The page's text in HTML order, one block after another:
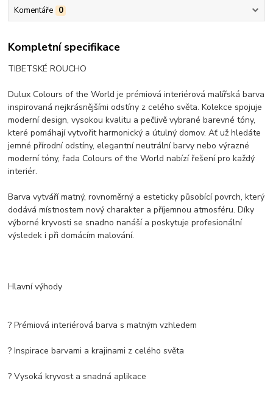
Komentáře 0
Kompletní specifikace
TIBETSKÉ ROUCHO
Dulux Colours of the World je prémiová interiérová malířská barva
inspirovaná nejkrásnějšími odstíny z celého světa. Kolekce spojuje
moderní design, vysokou kvalitu a pečlivě vybrané barevné tóny,
které pomáhají vytvořit harmonický a útulný domov. Ať už hledáte
jemné přírodní odstíny, elegantní neutrální barvy nebo výrazné
moderní tóny, řada Colours of the World nabízí řešení pro každý
interiér.
Barva vytváří matný, rovnoměrný a esteticky působící povrch, který
dodává místnostem nový charakter a příjemnou atmosféru. Díky
výborné kryvosti se snadno nanáší a poskytuje profesionální
výsledek i při domácím malování.
Hlavní výhody
? Prémiová interiérová barva s matným vzhledem
? Inspirace barvami a krajinami z celého světa
? Vysoká kryvost a snadná aplikace